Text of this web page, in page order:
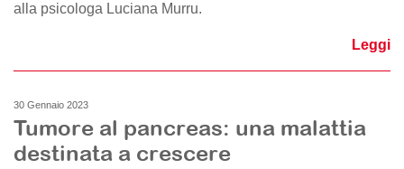
alla psicologa Luciana Murru.
Leggi
30 Gennaio 2023
Tumore al pancreas: una malattia
destinata a crescere